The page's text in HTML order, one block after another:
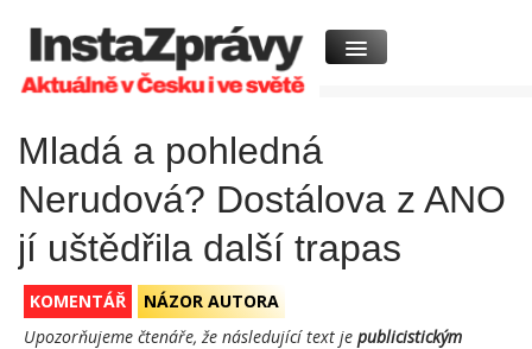
Mladá a pohledná
Nerudová? Dostálova z ANO
jí uštědřila další trapas
KOMENTÁŘ
NÁZOR AUTORA
Upozorňujeme čtenáře, že následující text je publicistickým